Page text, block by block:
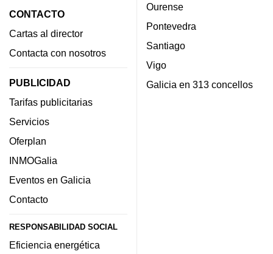
CONTACTO
Cartas al director
Contacta con nosotros
PUBLICIDAD
Tarifas publicitarias
Servicios
Oferplan
INMOGalia
Eventos en Galicia
Contacto
RESPONSABILIDAD SOCIAL
Eficiencia energética
Ourense
Pontevedra
Santiago
Vigo
Galicia en 313 concellos